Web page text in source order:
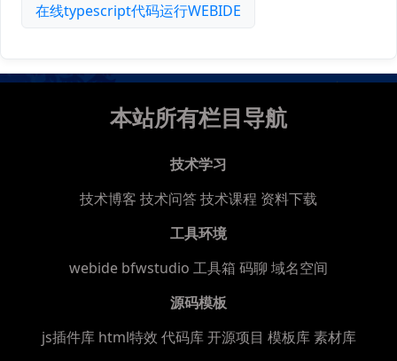
在线typescript代码运行WEBIDE
本站所有栏目导航
技术学习
技术博客 技术问答技术课程 资料下载
工具环境
webide bfwstudio 工具箱 码聊 域名空间
源码模板
js插件库 html特效 代码库 开源项目 模板库 素材库